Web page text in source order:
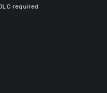
required